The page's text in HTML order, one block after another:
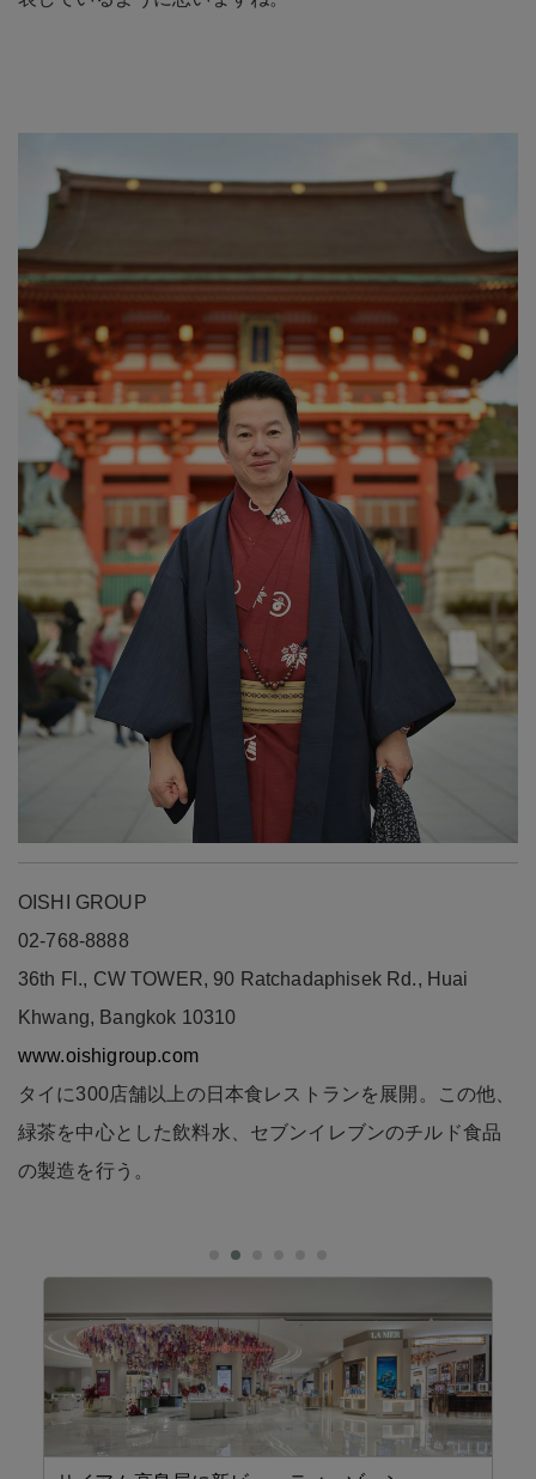
OISHI GROUP
02-768-8888
36th Fl., CW TOWER, 90 Ratchadaphisek Rd., Huai
Khwang, Bangkok 10310
www.oishigroup.com
タイに300店舗以上の日本食レストランを展開。この他、
緑茶を中心とした飲料水、セブンイレブンのチルド食品
の製造を行う。